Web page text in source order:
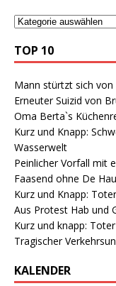
TOP 10
Mann stürtzt sich von
Erneuter Suizid von
Oma Berta`s
Kurz und Knapp:
Wasserwelt
Peinlicher Vorfall mit
Faasend ohne De
Kurz und Knapp:
Aus Protest Hab und
Kurz und knapp:
Tragischer
KALENDER